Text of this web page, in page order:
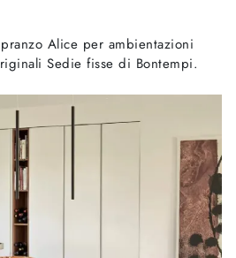
Alice per ambientazioni
Sedie fisse di Bontempi.